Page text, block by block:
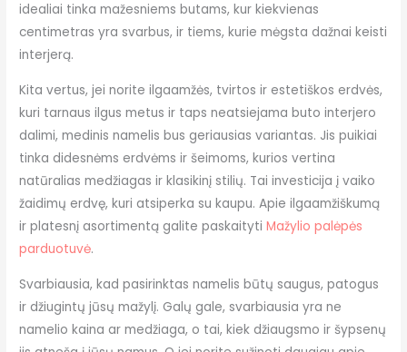
idealiai tinka mažesniems butams, kur kiekvienas
centimetras yra svarbus, ir tiems, kurie mėgsta dažnai keisti
interjerą.
Kita vertus, jei norite ilgaamžės, tvirtos ir estetiškos erdvės,
kuri tarnaus ilgus metus ir taps neatsiejama buto interjero
dalimi, medinis namelis bus geriausias variantas. Jis puikiai
tinka didesnėms erdvėms ir šeimoms, kurios vertina
natūralias medžiagas ir klasikinį stilių. Tai investicija į vaiko
žaidimų erdvę, kuri atsiperka su kaupu. Apie ilgaamžiškumą
ir platesnį asortimentą galite paskaitytiMažylio palėpės
parduotuvė.
Svarbiausia, kad pasirinktas namelis būtų saugus, patogus
ir džiugintų jūsų mažylį. Galų gale, svarbiausia yra ne
namelio kaina ar medžiaga, o tai, kiek džiaugsmo ir šypsenų